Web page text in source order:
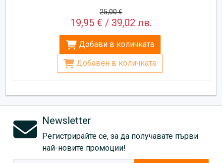
25,00 €
19,95 € / 39,02 лв.
Добави в количката
Добавен в количката
Newsletter
Регистрирайте се, за да получавате първи
най-новите промоции!